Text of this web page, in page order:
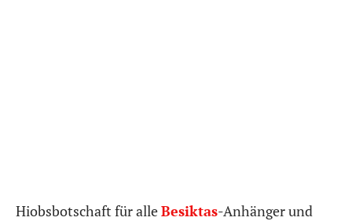
Hiobsbotschaft für alleBesiktas-Anhänger und